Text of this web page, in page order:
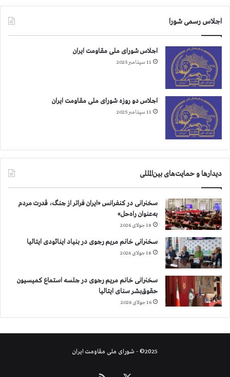
اجلاس رسمی شورا
اجلاس شورای ملی مقاومت ایران
11 سپتامبر 2025
اجلاس دو روزه شورای ملی مقاومت ایران
11 سپتامبر 2025
دیدارها و حمایت‌های بین‌المللی
سخنرانی در کنفرانس «ایران فراتر از جنگ، قدرت مردم
به‌عنوان راه‌حل»
18 جولای 2026
سخنرانی خانم مریم رجوی در بنیاد اینائودی ایتالیا
18 جولای 2026
سخنرانی خانم مریم رجوی در جلسه استماع کمیسیون
حقوق‌بشر سنای ایتالیا
16 جولای 2026
2025© - شورای ملی مقاومت ایران